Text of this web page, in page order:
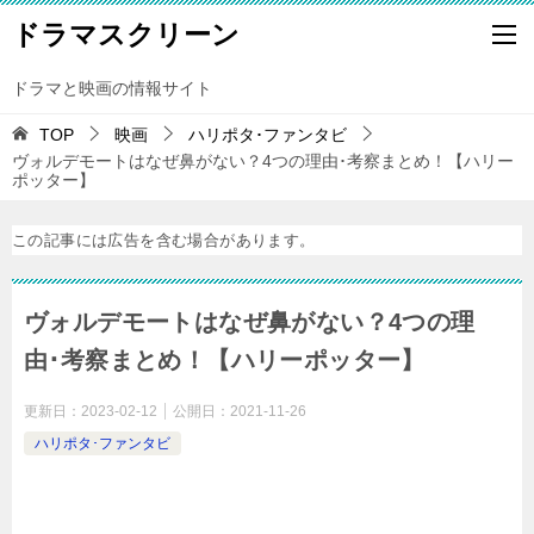
ドラマスクリーン
ドラマと映画の情報サイト
TOP 映画
ハリポタ･ファンタビ
ヴォルデモートはなぜ鼻がない？4つの理由･考察まとめ！【ハリー
ポッター】
この記事には広告を含む場合があります。
ヴォルデモートはなぜ鼻がない？4つの理
由･考察まとめ！【ハリーポッター】
更新日： 2023-02-12 公開日： 2021-11-26
ハリポタ･ファンタビ